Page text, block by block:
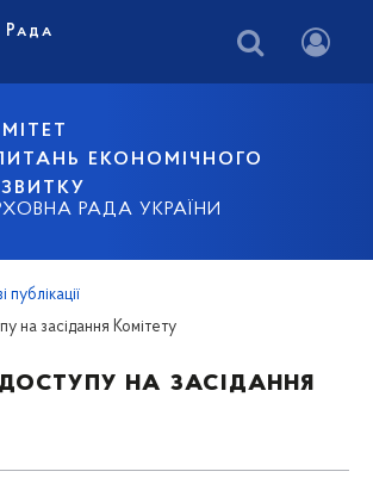
ЕКОНОМІЧНОГО
РАДА УКРАЇНИ
Рада
публікації
на засідання Комітету
на засідання